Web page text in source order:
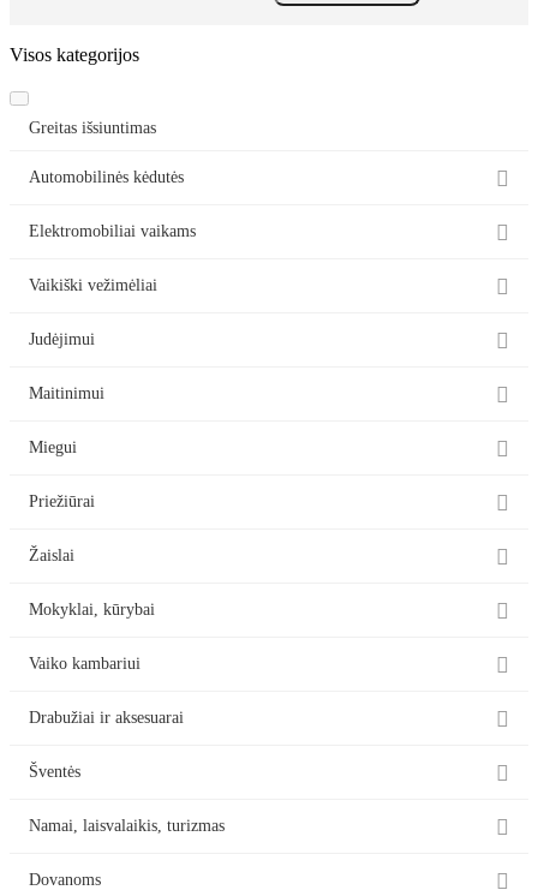
Visos kategorijos
Greitas išsiuntimas
Automobilinės kėdutės 
Elektromobiliai vaikams 
Vaikiški vežimėliai 
Judėjimui 
Maitinimui 
Miegui 
Priežiūrai 
Žaislai 
Mokyklai, kūrybai 
Vaiko kambariui 
Drabužiai ir aksesuarai 
Šventės 
Namai, laisvalaikis, turizmas 
Dovanoms 